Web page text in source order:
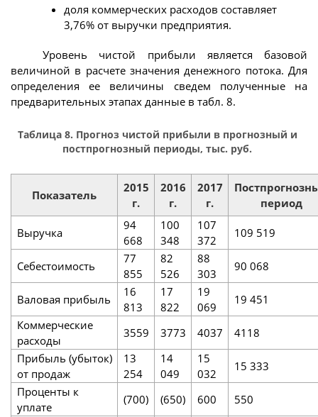
доля коммерческих расходов составляет
3,76% от выручки предприятия.
Уровень чистой прибыли является базовой
величиной в расчете значения денежного потока. Для
определения ее величины сведем полученные на
предварительных этапах данные в табл. 8.
Таблица 8. Прогноз чистой прибыли в прогнозный и
постпрогнозный периоды, тыс. руб.
Показатель
2015
г.
2016
г.
2017
г.
период
Выручка
94
668
100
348
107
372
109 519
Себестоимость
77
855
82
526
88
303
90 068
Валовая прибыль
16
813
17
822
19
069
19 451
Коммерческие
расходы
3559 3773 4037
4118
Прибыль (убыток)
от продаж
13
254
14
049
15
032
15 333
Проценты к
уплате
(700) (650) 600
550